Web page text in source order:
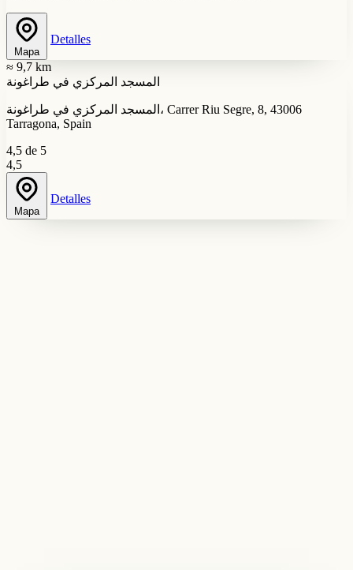
Mapa
Detalles
≈ 9,7 km
المسجد المركزي في طراغونة
المسجد المركزي في طراغونة، Carrer Riu Segre, 8, 43006
Tarragona, Spain
4,5 de 5
4,5
Mapa
Detalles